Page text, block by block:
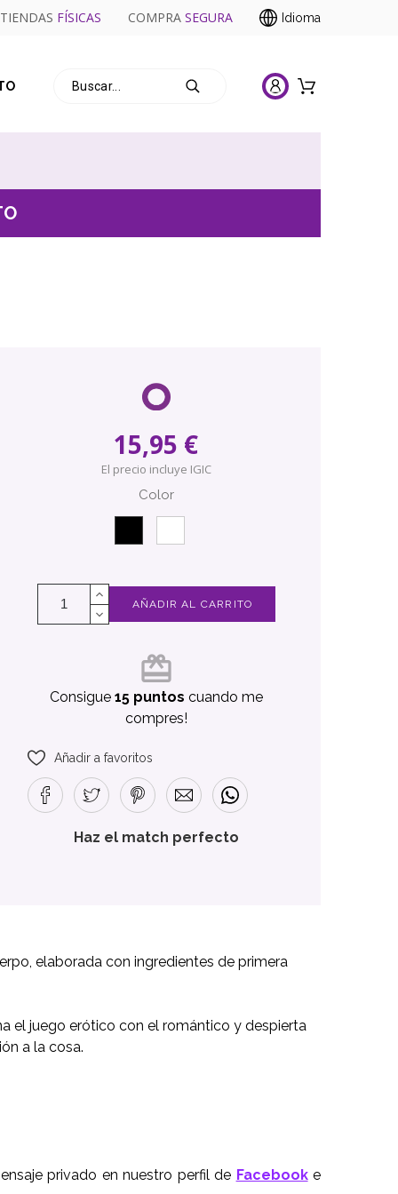
TIENDAS FÍSICAS COMPRA SEGURA Idioma
15,95 €
El precio incluye IGIC
Color
AÑADIR AL CARRITO
card_giftcard
Consigue 15 puntos cuando me
compres!
Añadir a favoritos
Haz el match perfecto
elaborada con ingredientes de primera
el juego erótico con el romántico y despierta
a la cosa.
privado en nuestro perfil de Facebooke